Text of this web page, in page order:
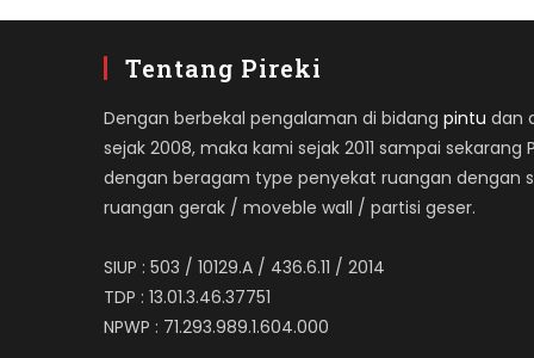
Tentang Pireki
Dengan berbekal pengalaman di bidang pintu dan
sejak 2008, maka kami sejak 2011 sampai sekarang
dengan beragam type penyekat ruangan dengan
ruangan gerak / moveble wall / partisi geser.
SIUP : 503 / 10129.A / 436.6.11 / 2014
TDP : 13.01.3.46.37751
NPWP : 71.293.989.1.604.000